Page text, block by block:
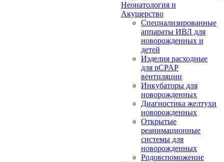
Неонатология и
Акушерство
Специализированные
аппараты ИВЛ для
новорожденных и
детей
Изделия расходные
для nCPAP
вентиляции
Инкубаторы для
новорожденных
Диагностика желтухи
новорожденных
Открытые
реанимационные
системы для
новорожденных
Родовспоможение